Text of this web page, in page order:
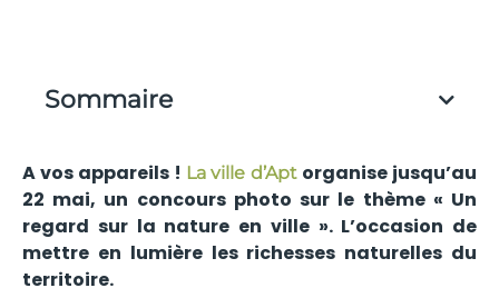
Sommaire
A vos appareils ! La ville d’Apt organise jusqu’au
22 mai, un concours photo sur le thème « Un
regard sur la nature en ville ». L’occasion de
mettre en lumière les richesses naturelles du
territoire.